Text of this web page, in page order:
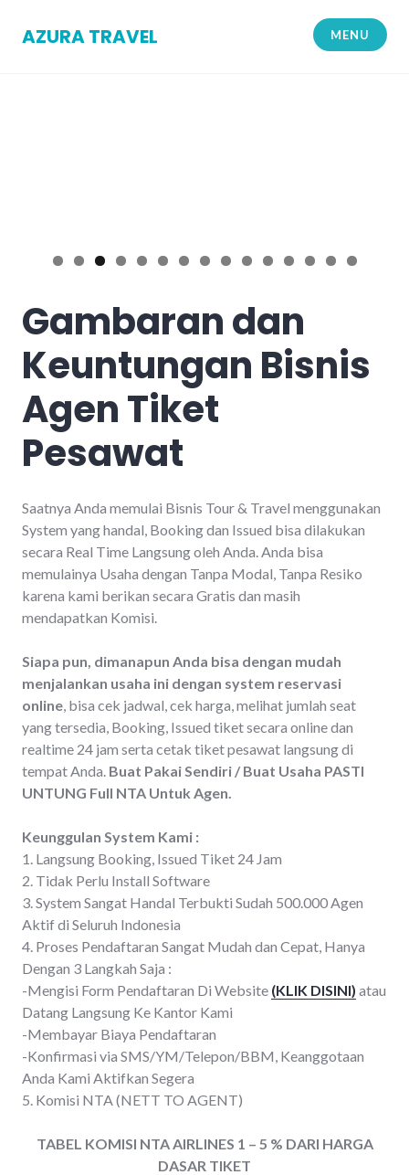
AZURA TRAVEL MENU
Gambaran dan
Keuntungan Bisnis
Agen Tiket
Pesawat
Saatnya Anda memulai Bisnis Tour & Travel menggunakan
System yang handal, Booking dan Issued bisa dilakukan
secara Real Time Langsung oleh Anda. Anda bisa
memulainya Usaha dengan Tanpa Modal, Tanpa Resiko
karena kami berikan secara Gratis dan masih
mendapatkan Komisi.
Siapa pun, dimanapun Anda bisa dengan mudah
menjalankan usaha ini dengan system reservasi
online , bisa cek jadwal, cek harga, melihat jumlah seat
yang tersedia, Booking, Issued tiket secara online dan
realtime 24 jam serta cetak tiket pesawat langsung di
tempat Anda. Buat Pakai Sendiri / Buat Usaha PASTI
UNTUNG Full NTA Untuk Agen.
Keunggulan System Kami :
1. Langsung Booking, Issued Tiket 24 Jam
2. Tidak Perlu Install Software
3. System Sangat Handal Terbukti Sudah 500.000 Agen
Aktif di Seluruh Indonesia
4. Proses Pendaftaran Sangat Mudah dan Cepat, Hanya
Dengan 3 Langkah Saja :
-Mengisi Form Pendaftaran Di Website (KLIK DISINI) atau
Datang Langsung Ke Kantor Kami
-Membayar Biaya Pendaftaran
-Konfirmasi via SMS/YM/Telepon/BBM, Keanggotaan
Anda Kami Aktifkan Segera
5. Komisi NTA (NETT TO AGENT)
TABEL KOMISI NTA AIRLINES 1 – 5 % DARI HARGA
DASAR TIKET